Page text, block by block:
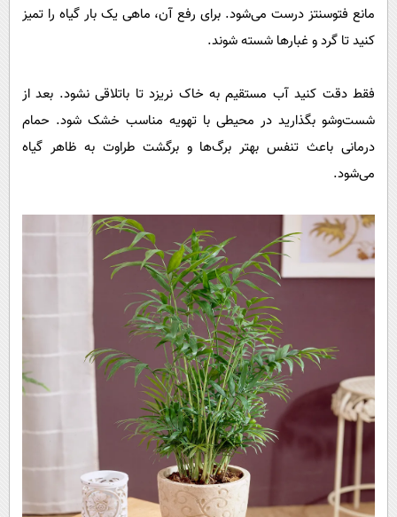
مانع فتوسنتز درست می‌شود. برای رفع آن، ماهی یک‌ بار گیاه را تمیز
کنید تا گرد و غبارها شسته شوند.
فقط دقت کنید آب مستقیم به خاک نریزد تا باتلاقی نشود. بعد از
شست‌وشو بگذارید در محیطی با تهویه مناسب خشک شود. حمام
درمانی باعث تنفس بهتر برگ‌ها و برگشت طراوت به ظاهر گیاه
می‌شود.